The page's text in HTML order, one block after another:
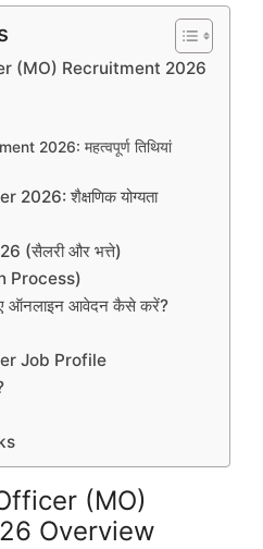
(MO) Recruitment 2026
2026: महत्वपूर्ण तिथियां
शैक्षणिक योग्यता
(सैलरी और भत्ते)
Process)
ऑनलाइन आवेदन कैसे करें?
Job Profile
(MO)
Overview